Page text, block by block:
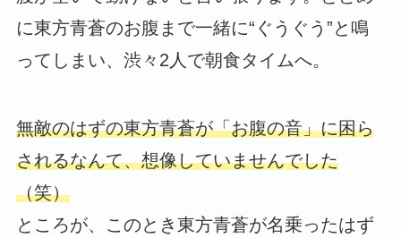
に東方青蒼のお腹まで一緒に“ぐうぐう”と鳴
ってしまい、渋々2人で朝食タイムへ。
無敵のはずの東方青蒼が「お腹の音」に困ら
されるなんて、想像していませんでした
（笑）
ところが、このとき東方青蒼が名乗ったはず